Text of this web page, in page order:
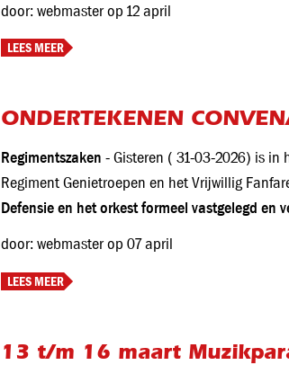
door: webmaster op 12 april
LEES MEER
ONDERTEKENEN
Regimentszaken - Gisteren ( 31-03-2026) is
Regiment Genietroepen en het Vrijwillig
Defensie en het orkest formeel vastgelegd en
door: webmaster op 07 april
LEES MEER
13 t/m 16 maart